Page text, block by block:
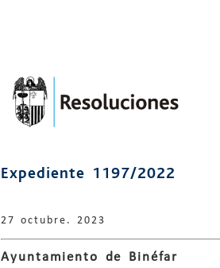
Expediente 1197/2022
27 octubre. 2023
Ayuntamiento de Binéfar